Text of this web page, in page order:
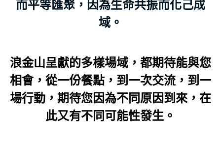
而平等匯聚，因為生命共振而化己成
域。
浪金山呈獻的多樣場域，都期待能與您
相會，從一份餐點，到一次交流，到一
場行動，期待您因為不同原因到來，在
此又有不同可能性發生。